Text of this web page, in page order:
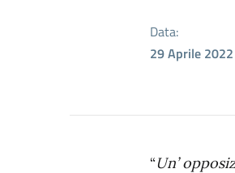
Data:
29 Aprile 2022
“Un’